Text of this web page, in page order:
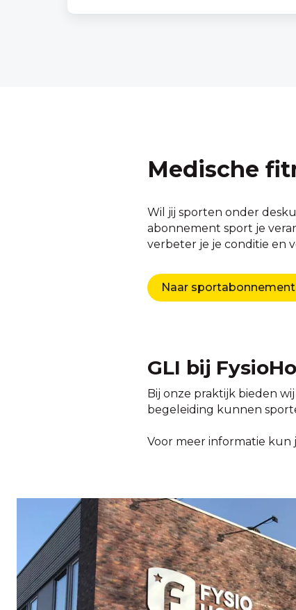
Medische
Wil jij sporten onder
abonnement sport je
verbeter je je conditie en
Naar
GLI bij
Bij onze praktijk bieden
begeleiding kunnen
Voor meer informatie kun